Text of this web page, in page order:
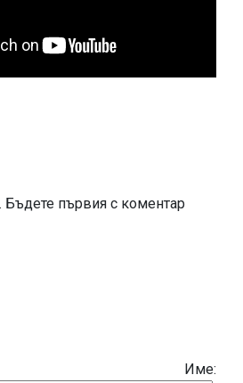
първия с коментар
Име: